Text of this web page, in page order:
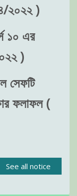
২০২২ )
১০ এর
)
সেফটি
ফলাফল (
See all notice